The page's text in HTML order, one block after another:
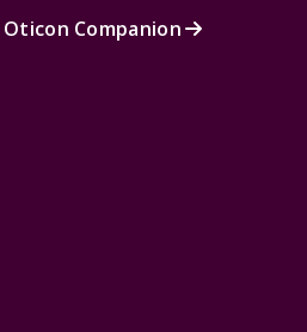
Companion